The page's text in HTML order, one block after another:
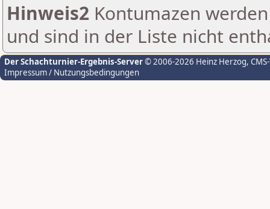
Hinweis2 Kontumazen
und sind in der Liste nicht
Der Schachturnier-Ergebnis-Server© 2006-2026 Heinz Herzog,
Impressum / Nutzungsbedingungen